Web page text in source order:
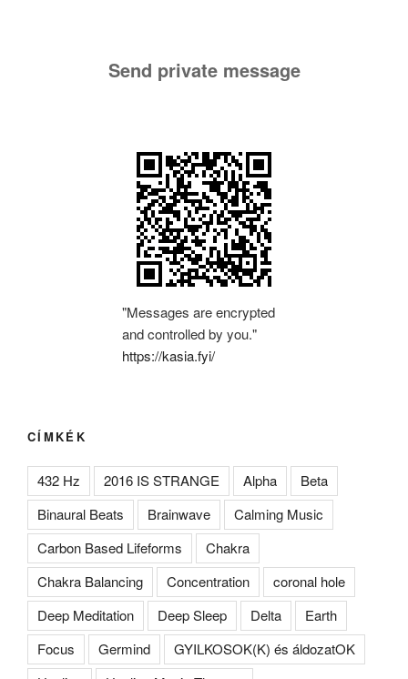
Send private message
"Messages are encrypted
and controlled by you."
https://kasia.fyi/
CÍMKÉK
432 Hz 2016 IS STRANGE Alpha
Beta
Binaural Beats
Brainwave
Calming Music
Carbon Based Lifeforms
Chakra
Chakra Balancing
Concentration
coronal hole
Deep Meditation
Deep Sleep Delta
Earth
Focus
Germind
GYILKOSOK(K) és áldozatOK